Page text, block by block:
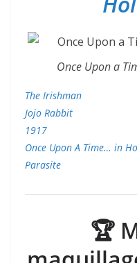
Once Upon a
The Irishman
Jojo Rabbit
1917
Once Upon A Time… in
Parasite
🏆